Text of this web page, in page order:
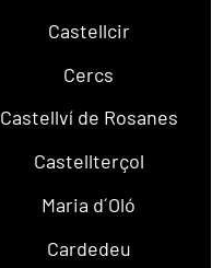
Castellcir
Cercs
Castellví de Rosanes
Castellterçol
Maria d´Oló
Cardedeu